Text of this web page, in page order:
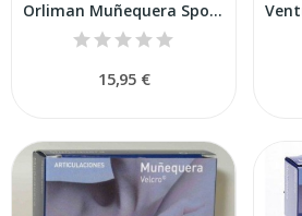
Orliman Muñequera Sport Talla S
15,95 €